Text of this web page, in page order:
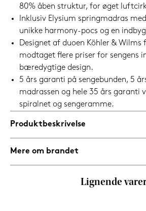
80% åben struktur, for øget
Inklusiv Elysium springmadras
unikke harmony-pocs og en
Designet af duoen Köhler & Wilms
modtaget flere priser for sengens
bæredygtige design.
5 års garanti på sengebunden, 5
madrassen og hele 35 års garanti
spiralnet og sengeramme.
Produktbeskrivelse
Mere om brandet
Lignende